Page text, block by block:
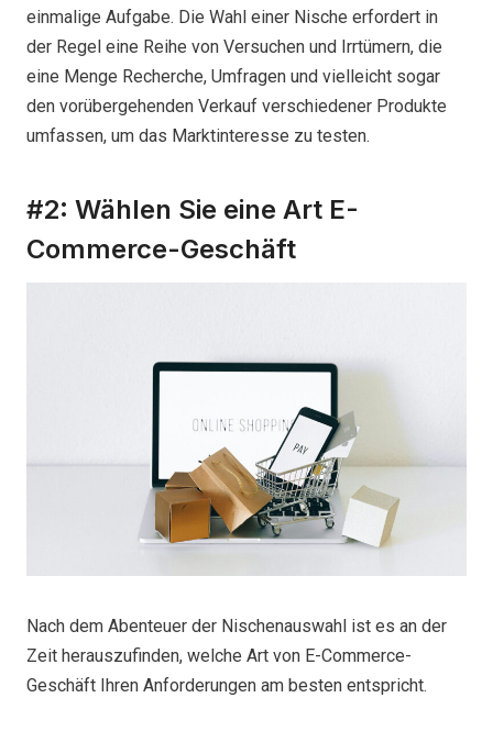
einmalige Aufgabe. Die Wahl einer Nische erfordert in
der Regel eine Reihe von Versuchen und Irrtümern, die
eine Menge Recherche, Umfragen und vielleicht sogar
den vorübergehenden Verkauf verschiedener Produkte
umfassen, um das Marktinteresse zu testen.
#2: Wählen Sie eine Art E-
Commerce-Geschäft
Nach dem Abenteuer der Nischenauswahl ist es an der
Zeit herauszufinden, welche Art von E-Commerce-
Geschäft Ihren Anforderungen am besten entspricht.